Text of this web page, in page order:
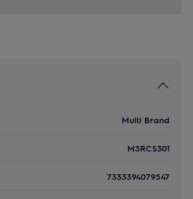
Multi Brand
M3RCS301
7333394079547